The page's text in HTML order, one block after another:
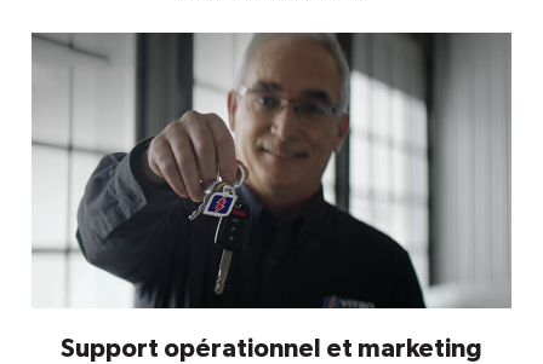
Support opérationnel et marketing